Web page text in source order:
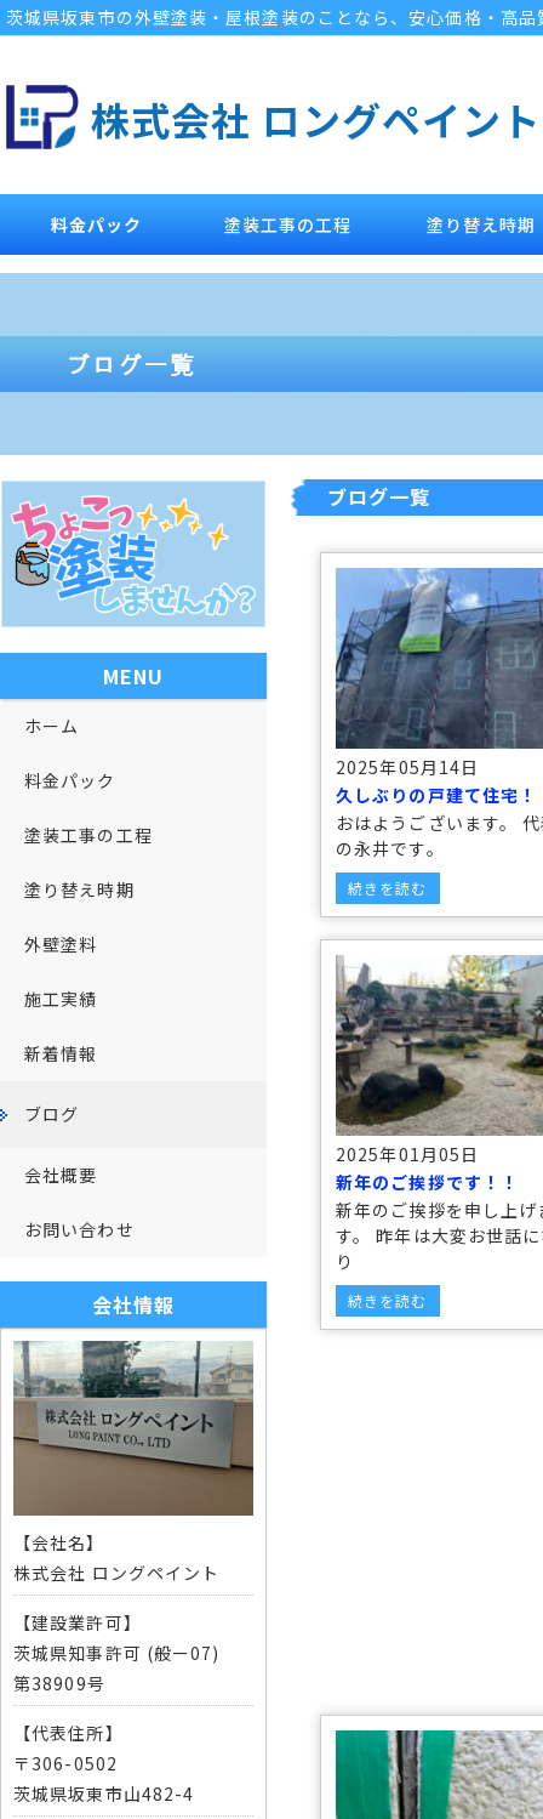
茨城県坂東市の外壁塗装・屋根塗装のことなら、安心価格・高
株式会社 ロングペイント
料金パック 塗装工事の工程 塗り替え時期
ブログ一覧
2025年05月14日
久しぶりの戸建て住宅！
おはようございます。
の永井です。
続きを読む
2025年01月05日
新年のご挨拶です！！
新年のご挨拶を申し上げ
す。 昨年は大変お世話
り
続きを読む
MENU
ホーム
料金パック
塗装工事の工程
塗り替え時期
外壁塗料
施工実績
新着情報
ブログ
会社概要
お問い合わせ
会社情報
【会社名】
株式会社 ロングペイント
【建設業許可】
茨城県知事許可 (般ー07)
第38909号
【代表住所】
〒306-0502
茨城県坂東市山482-4